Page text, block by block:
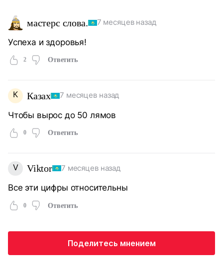
мастерс слова. 7 месяцев назад
Успеха и здоровья!
2 Ответить
К Казах 7 месяцев назад
Чтобы вырос до 50 лямов
0 Ответить
V Viktor 7 месяцев назад
Все эти цифры относительны
0 Ответить
Поделитесь мнением